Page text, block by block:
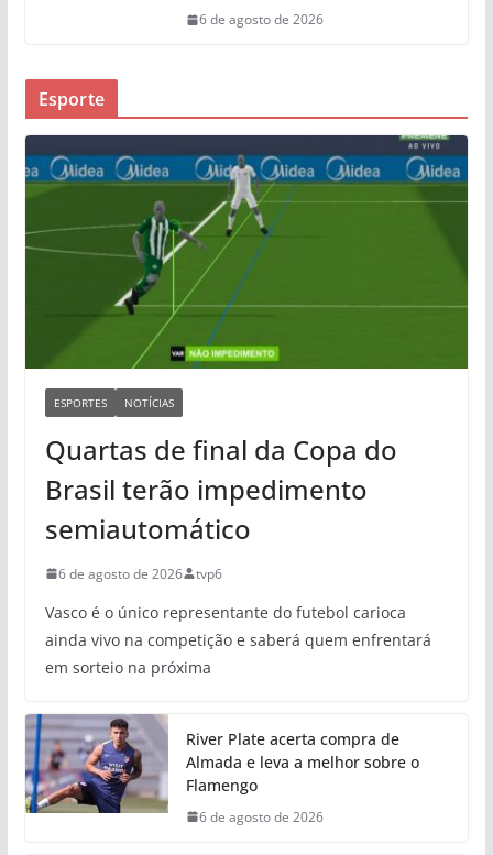
6 de agosto de 2026
Esporte
ESPORTES NOTÍCIAS
Quartas de final da Copa do
Brasil terão impedimento
semiautomático
6 de agosto de 2026 tvp6
Vasco é o único representante do futebol carioca
ainda vivo na competição e saberá quem enfrentará
em sorteio na próxima
River Plate acerta compra de
Almada e leva a melhor sobre o
Flamengo
6 de agosto de 2026